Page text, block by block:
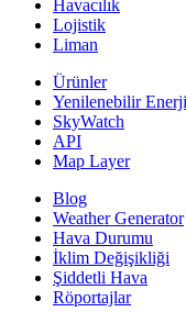
Havacılık
Lojistik
Liman
Ürünler
Yenilenebilir
SkyWatch
API
Map Layer
Blog
Weather Generator
Hava Durumu
İklim Değişikliği
Şiddetli Hava
Röportajlar